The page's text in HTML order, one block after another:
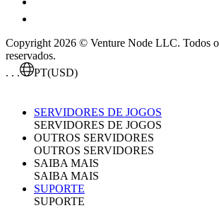
Copyright 2026 © Venture Node LLC. Todos
reservados.
. . .
PT(USD)
SERVIDORES DE JOGOS
SERVIDORES DE JOGOS
OUTROS SERVIDORES
OUTROS SERVIDORES
SAIBA MAIS
SAIBA MAIS
SUPORTE
SUPORTE